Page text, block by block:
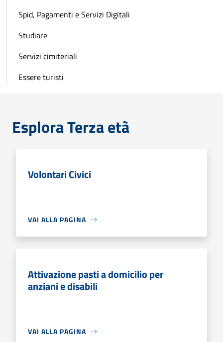
Spid, Pagamenti e Servizi Digitali
Studiare
Servizi cimiteriali
Essere turisti
Esplora Terza età
Volontari Civici
VAI ALLA PAGINA
Attivazione pasti a domicilio per
anziani e disabili
VAI ALLA PAGINA